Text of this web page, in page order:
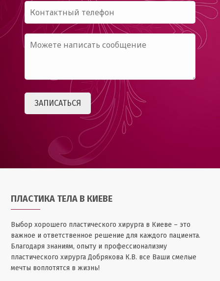
ПЛАСТИКА ТЕЛА В КИЕВЕ
Выбор хорошего пластического хирурга в Киеве – это
важное и ответственное решение для каждого пациента.
Благодаря знаниям, опыту и профессионализму
пластического хирурга Добрякова К.В. все Ваши смелые
мечты воплотятся в жизнь!